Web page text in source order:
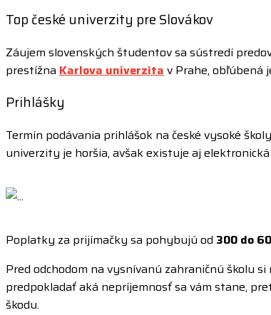
Top české univerzity pre Slovákov
Záujem slovenských študentov sa sústredí
prestížna Karlova univerzita v Prahe, obľúbená
Prihlášky
Termín podávania prihlášok na české vysoké
univerzity je horšia, avšak existuje aj
Poplatky za prijímačky sa pohybujú od 300 do
Pred odchodom na vysnívanú zahraničnú školu
predpokladať aká nepríjemnosť sa vám stane,
škodu.